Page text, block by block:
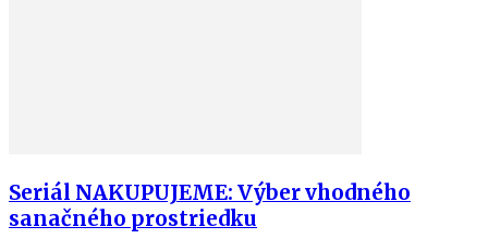
Seriál NAKUPUJEME: Výber vhodného
sanačného prostriedku